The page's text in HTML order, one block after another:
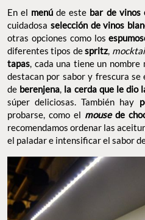
En el menúde este bar de vinos
cuidadosa selección de vinos
otras opciones como los
diferentes tipos despritz,
tapas, cada una tiene un
destacan por sabor y frescura
de berenjena, la cerda que le dio
súper deliciosas. También hay
probarse, como el mousede
recomendamos ordenar las
el paladar e intensificar el sabor